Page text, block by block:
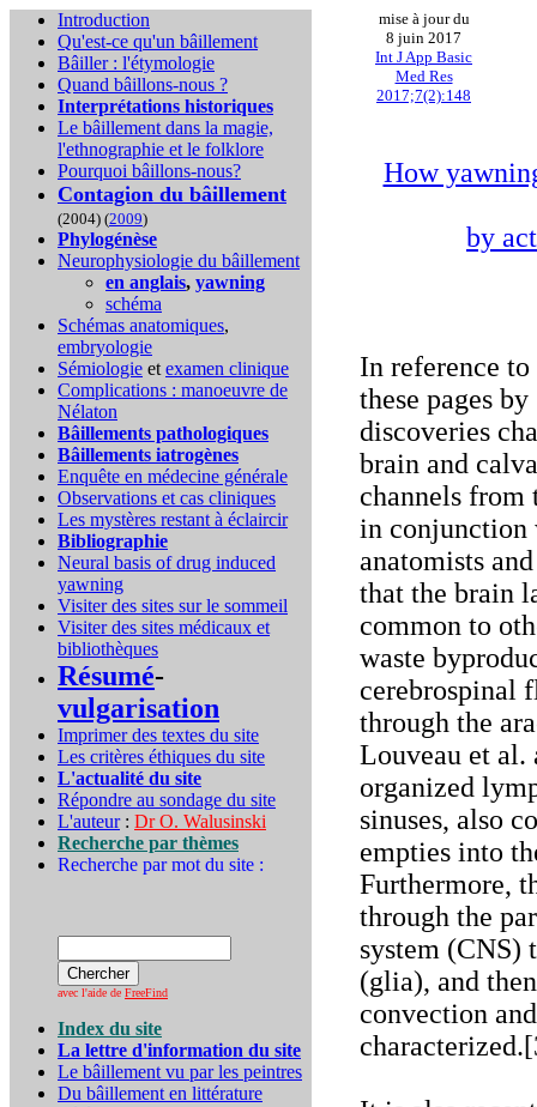
Introduction
Qu'est-ce qu'un bâillement
Bâiller : l'étymologie
Quand bâillons-nous ?
Interprétations historiques
Le bâillement dans la magie,
l'ethnographie et le folklore
Pourquoi bâillons-nous?
Contagion du bâillement
(2004) (2009)
Phylogénèse
Neurophysiologie du bâillement
en anglais, yawning
schéma
Schémas anatomiques,
embryologie
Sémiologie et examen clinique
Complications : manoeuvre de
Nélaton
Bâillements pathologiques
Bâillements iatrogènes
Enquête en médecine générale
Observations et cas cliniques
Les mystères restant à éclaircir
Bibliographie
Neural basis of drug induced
yawning
Visiter des sites sur le sommeil
Visiter des sites médicaux et
bibliothèques
Résumé-
vulgarisation
Imprimer des textes du site
Les critères éthiques du site
L'actualité du site
Répondre au sondage du site
L'auteur: Dr O. Walusinski
Recherche par thèmes
Recherche par mot du site :
avec l'aide de FreeFind
Index du site
La lettre d'information du site
Le bâillement vu par les peintres
Du bâillement en littérature
mise à jour du
8 juin 2017
Int J App Basic
Med Res
2017;7(2):148
How
by
In reference
these pages
discoveries
brain and
channels
in conjunction
anatomists
that the brain
common to
waste
cerebrospinal
through the
Louveau et al.
organized
sinuses, also
empties into
Furthermore,
through the
system (CNS)
(glia), and
convection